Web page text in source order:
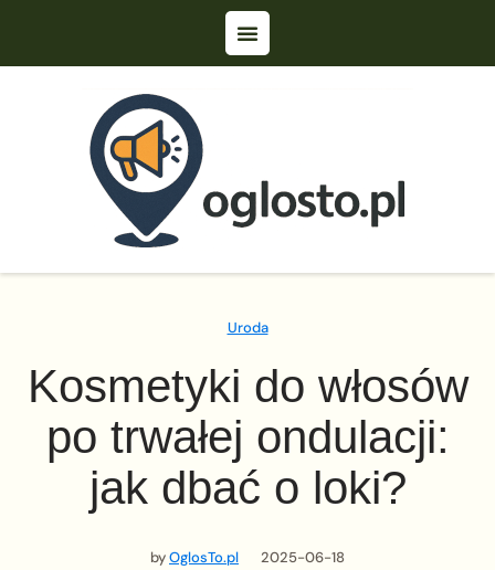
Uroda
Kosmetyki do włosów
po trwałej ondulacji:
jak dbać o loki?
byOglosTo.pl 2025-06-18